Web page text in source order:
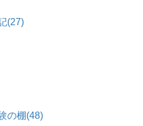
(27)
の棚(48)